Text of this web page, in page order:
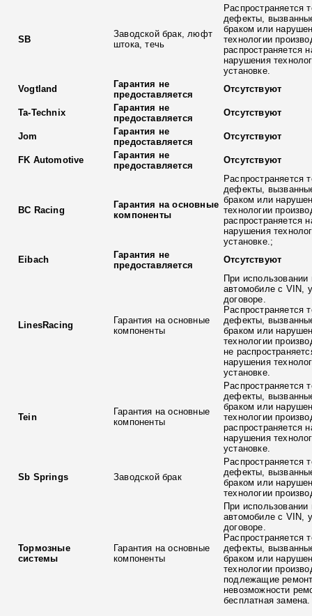
SB
Заводской брак, люфт
штока, течь
Распространяется
дефекты,
браком или
технологии
распространяется
нарушения
установке.
Vogtland
Гарантия не
предоставляется
Отсутствуют
Ta-Technix
Гарантия не
предоставляется
Отсутствуют
Jom
Гарантия не
предоставляется
Отсутствуют
FK Automotive
Гарантия не
предоставляется
Отсутствуют
BC Racing
Гарантия на основные
компоненты
Распространяется
дефекты,
браком или
технологии
распространяется
нарушения
установке.;
Eibach
Гарантия не
предоставляется
Отсутствуют
LinesRacing
Гарантия на основные
компоненты
При использовании
автомобиле с VIN,
договоре.
Распространяется
дефекты,
браком или
технологии
не
нарушения
установке.
Tein
Гарантия на основные
компоненты
Распространяется
дефекты,
браком или
технологии
распространяется
нарушения
установке.
Sb Springs Заводской брак
Распространяется
дефекты,
браком или
технологии
Тормозные
системы
Гарантия на основные
компоненты
При использовании
автомобиле с VIN,
договоре.
Распространяется
дефекты,
браком или
технологии
подлежащие
невозможности
бесплатная замена.